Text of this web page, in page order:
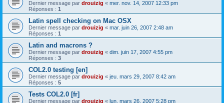
Dernier message par drouizig « mer. nov. 14, 2007 12:33 pm
Réponses : 1
Latin spell checking on Mac OSX
Dernier message par drouizig « mar. juin 26, 2007 2:48 am
Réponses : 1
Latin and macrons ?
Dernier message par drouizig « dim. juin 17, 2007 4:55 pm
Réponses : 3
COL2.0 testing [en]
Dernier message par drouizig « jeu. mars 29, 2007 8:42 am
Réponses : 5
Tests COL2.0 [fr]
Dernier message par drouizig « lun. mars 26, 2007 5:28 pm